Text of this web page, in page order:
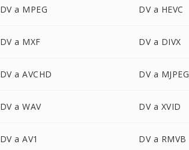
DV a MPEG DV a HEVC
DV a MXF DV a DIVX
DV a AVCHD DV a MJPEG
DV a WAV DV a XVID
DV a AV1 DV a RMVB